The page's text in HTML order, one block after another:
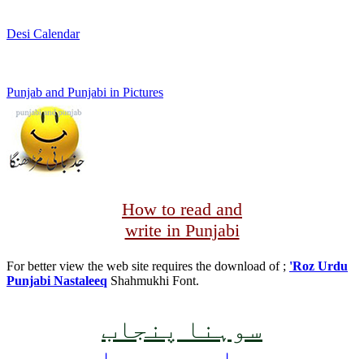
Desi Calendar
Punjab and Punjabi in Pictures
How to read and
write in Punjabi
For better view the web site requires the download of ; 'Roz Urdu
Punjabi Nastaleeq Shahmukhi Font.
سوہنا پنجاب